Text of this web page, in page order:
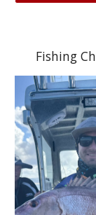
Fishing